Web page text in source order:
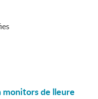
monitors de lleure